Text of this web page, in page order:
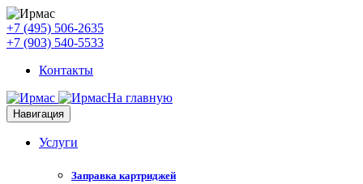
+7 (495) 506-2635
+7 (903) 540-5533
Контакты
На главную
Навигация
Услуги
Заправка картриджей